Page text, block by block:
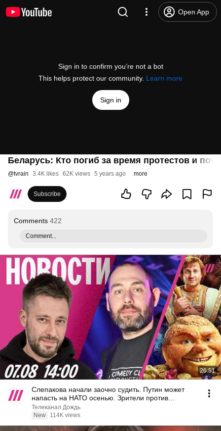
Open App
Sign in to confirm you’re not a bot
This helps protect our community. Learn more
Sign in
Беларусь: Кто погиб за время протестов и
@tvrain 3.4K likes 62K views 5 years ago more
Subscribe
Comments 422
Comment...
26:51
Слепакова начали заочно судить. Путин может
напасть на НАТО осенью. Зрители против
«Колобка»
Телеканал Дождь
New
114K views